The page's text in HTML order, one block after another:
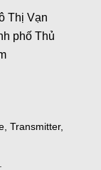
Thị Vạn
phố Thủ
Transmitter,